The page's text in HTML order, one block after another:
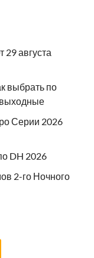
29 августа
выбрать по
выходные
Серии 2026
DH 2026
2-го Ночного